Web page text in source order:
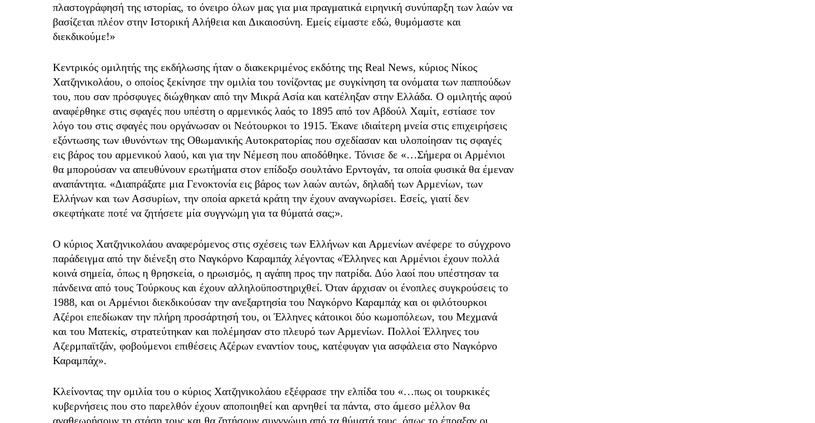
πλαστογράφησή της ιστορίας, το όνειρο όλων μας για μια πραγματικά ειρηνική συνύπαρξη των λαών να
βασίζεται πλέον στην Ιστορική Αλήθεια και Δικαιοσύνη. Εμείς είμαστε εδώ, θυμόμαστε και
διεκδικούμε!»
Κεντρικός ομιλητής της εκδήλωσης ήταν ο διακεκριμένος εκδότης της Real News, κύριος Νίκος
Χατζηνικολάου, ο οποίος ξεκίνησε την ομιλία του τονίζοντας με συγκίνηση τα ονόματα των παππούδων
του, που σαν πρόσφυγες διώχθηκαν από την Μικρά Ασία και κατέληξαν στην Ελλάδα. Ο ομιλητής αφού
αναφέρθηκε στις σφαγές που υπέστη ο αρμενικός λαός το 1895 από τον Αβδούλ Χαμίτ, εστίασε τον
λόγο του στις σφαγές που οργάνωσαν οι Νεότουρκοι το 1915. Έκανε ιδιαίτερη μνεία στις επιχειρήσεις
εξόντωσης των ιθυνόντων της Οθωμανικής Αυτοκρατορίας που σχεδίασαν και υλοποίησαν τις σφαγές
εις βάρος του αρμενικού λαού, και για την Νέμεση που αποδόθηκε. Τόνισε δε «…Σήμερα οι Αρμένιοι
θα μπορούσαν να απευθύνουν ερωτήματα στον επίδοξο σουλτάνο Ερντογάν, τα οποία φυσικά θα έμεναν
αναπάντητα. «Διαπράξατε μια Γενοκτονία εις βάρος των λαών αυτών, δηλαδή των Αρμενίων, των
Ελλήνων και των Ασσυρίων, την οποία αρκετά κράτη την έχουν αναγνωρίσει. Εσείς, γιατί δεν
σκεφτήκατε ποτέ να ζητήσετε μία συγγνώμη για τα θύματά σας;».
Ο κύριος Χατζηνικολάου αναφερόμενος στις σχέσεις των Ελλήνων και Αρμενίων ανέφερε το σύγχρονο
παράδειγμα από την διένεξη στο Ναγκόρνο Καραμπάχ λέγοντας «Έλληνες και Αρμένιοι έχουν πολλά
κοινά σημεία, όπως η θρησκεία, ο ηρωισμός, η αγάπη προς την πατρίδα. Δύο λαοί που υπέστησαν τα
πάνδεινα από τους Τούρκους και έχουν αλληλοϋποστηριχθεί. Όταν άρχισαν οι ένοπλες συγκρούσεις το
1988, και οι Αρμένιοι διεκδικούσαν την ανεξαρτησία του Ναγκόρνο Καραμπάχ και οι φιλότουρκοι
Αζέροι επεδίωκαν την πλήρη προσάρτησή του, οι Έλληνες κάτοικοι δύο κωμοπόλεων, του Μεχμανά
και του Ματεκίς, στρατεύτηκαν και πολέμησαν στο πλευρό των Αρμενίων. Πολλοί Έλληνες του
Αζερμπαϊτζάν, φοβούμενοι επιθέσεις Αζέρων εναντίον τους, κατέφυγαν για ασφάλεια στο Ναγκόρνο
Καραμπάχ».
Κλείνοντας την ομιλία του ο κύριος Χατζηνικολάου εξέφρασε την ελπίδα του «…πως οι τουρκικές
κυβερνήσεις που στο παρελθόν έχουν αποποιηθεί και αρνηθεί τα πάντα, στο άμεσο μέλλον θα
αναθεωρήσουν τη στάση τους και θα ζητήσουν συγγνώμη από τα θύματά τους, όπως το έπραξαν οι